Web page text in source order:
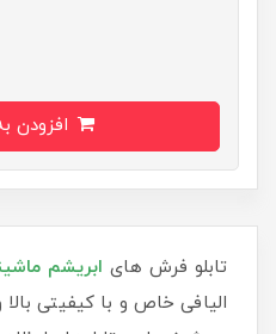
تابلو فرش های ابریشم
الیافی خاص و با کیفیتی